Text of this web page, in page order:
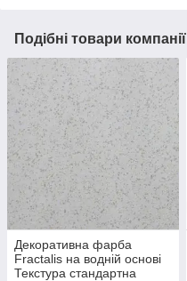
Подібні товари компанії
Декоративна фарба
Fractalis на водній основі
Текстура стандартна